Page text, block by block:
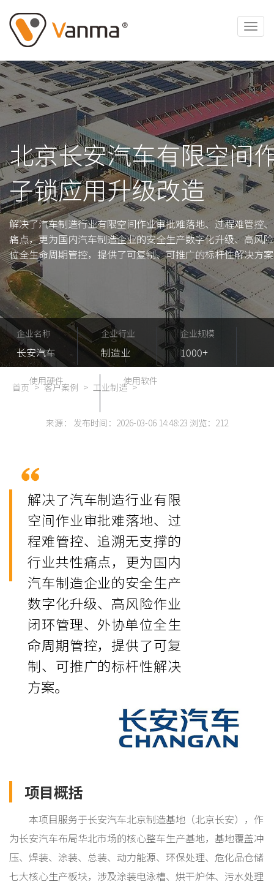
北京长安汽车有限空间
子锁应用升级改造
解决了汽车制造行业有限空间作业审批难落地、过程难管控
痛点，更为国内汽车制造企业的安全生产数字化升级、高风
位全生命周期管控，提供了可复制、可推广的标杆性解决方
企业名称
长安汽车
企业行业
制造业
企业规模
1000+
使用硬件 使用软件
首页 > 客户案例 > 工业制造 >
来源： 发布时间：2026-03-06 14:48:23 浏览： 212
解决了汽车制造行业有限
空间作业审批难落地、过
程难管控、追溯无支撑的
行业共性痛点，更为国内
汽车制造企业的安全生产
数字化升级、高风险作业
闭环管理、外协单位全生
命周期管控，提供了可复
制、可推广的标杆性解决
方案。
项目概括
本项目服务于长安汽车北京制造基地（北京长安），作
为长安汽车布局华北市场的核心整车生产基地，基地覆盖冲
压、焊装、涂装、总装、动力能源、环保处理、危化品仓储
七大核心生产板块，涉及涂装电泳槽、烘干炉体、污水处理